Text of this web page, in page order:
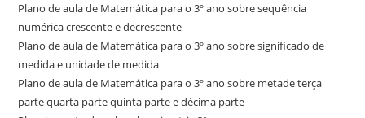
Plano de aula de Matemática para o 3º ano sobre sequência
numérica crescente e decrescente
Plano de aula de Matemática para o 3º ano sobre significado de
medida e unidade de medida
Plano de aula de Matemática para o 3º ano sobre metade terça
parte quarta parte quinta parte e décima parte